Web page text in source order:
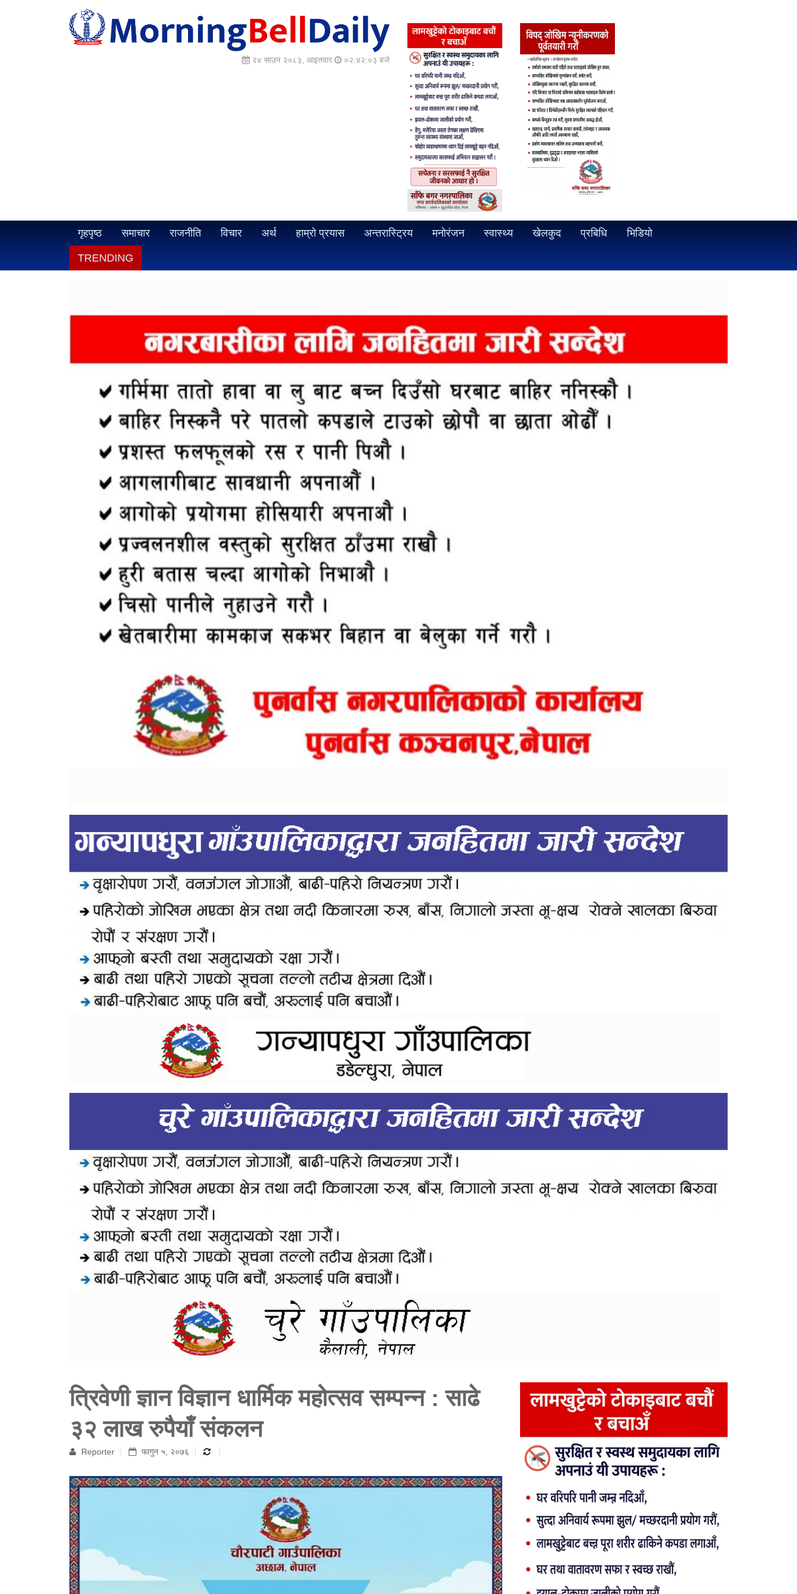
२४ साउन २०८३, आइतवार ०२:४२:०५ बजे
गृहपृष्ठ समाचार राजनीति विचार अर्थ हाम्रो प्रयास अन्तरास्ट्रिय मनोरंजन स्वास्थ्य खेलकुद प्रबिधि भिडियो
TRENDING
त्रिवेणी ज्ञान विज्ञान धार्मिक महोत्सव सम्पन्न : साढे
३२ लाख रुपैयाँ संकलन
Reporter फागुन ५, २०७६